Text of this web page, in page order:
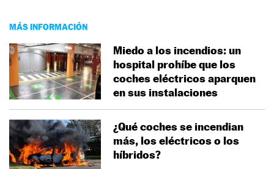
MÁS INFORMACIÓN
Miedo a los incendios: un
hospital prohíbe que los
coches eléctricos aparquen
en sus instalaciones
¿Qué coches se incendian
más, los eléctricos o los
híbridos?